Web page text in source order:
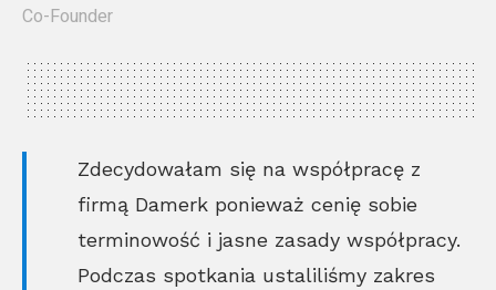
Co-Founder
Zdecydowałam się na współpracę z
firmą Damerk ponieważ cenię sobie
terminowość i jasne zasady współpracy.
Podczas spotkania ustaliliśmy zakres